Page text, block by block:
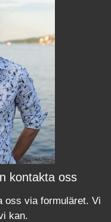
kontakta oss
oss via formuläret. Vi
kan.